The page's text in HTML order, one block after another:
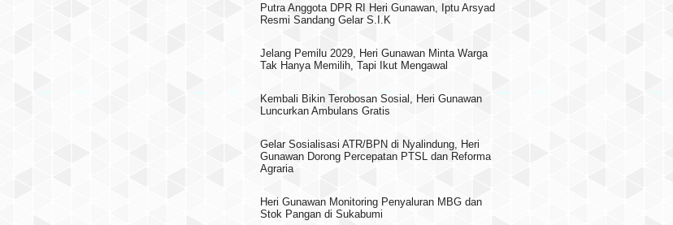
Putra Anggota DPR RI Heri Gunawan, Iptu Arsyad
Resmi Sandang Gelar S.I.K
Jelang Pemilu 2029, Heri Gunawan Minta Warga
Tak Hanya Memilih, Tapi Ikut Mengawal
Kembali Bikin Terobosan Sosial, Heri Gunawan
Luncurkan Ambulans Gratis
Gelar Sosialisasi ATR/BPN di Nyalindung, Heri
Gunawan Dorong Percepatan PTSL dan Reforma
Agraria
Heri Gunawan Monitoring Penyaluran MBG dan
Stok Pangan di Sukabumi